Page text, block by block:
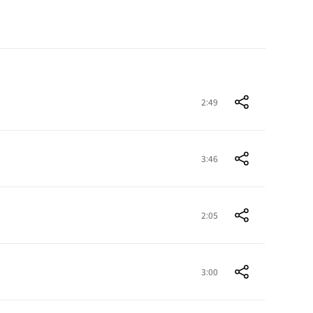
2:49
3:46
2:05
3:00